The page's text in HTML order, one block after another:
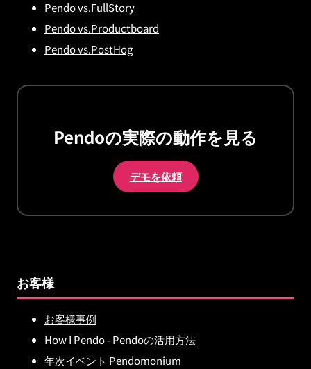
Pendo vs.FullStory
Pendo vs.Productboard
Pendo vs.PostHog
Pendoの実際の動作を見る
デモを依頼
お客様
お客様事例
How I Pendo - Pendoの活用方法
年次イベント Pendomonium